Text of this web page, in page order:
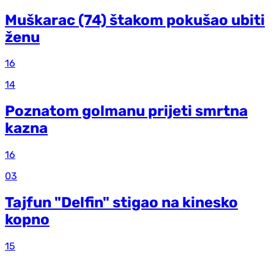
Muškarac (74) štakom pokušao ubiti
ženu
16
14
Poznatom golmanu prijeti smrtna
kazna
16
03
Tajfun "Delfin" stigao na kinesko
kopno
15